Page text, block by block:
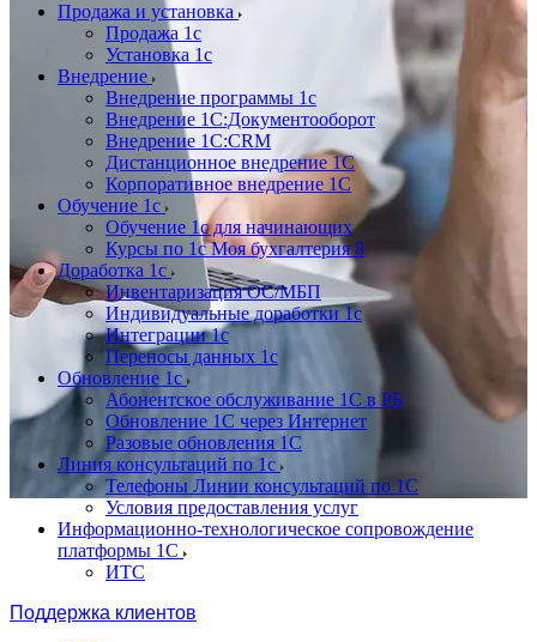
Продажа и установка
Продажа 1с
Установка 1с
Внедрение
Внедрение программы 1с
Внедрение 1С:Документооборот
Внедрение 1С:CRM
Дистанционное внедрение 1С
Корпоративное внедрение 1С
Обучение 1с
Обучение 1с для начинающих
Курсы по 1с Моя бухгалтерия 8
Доработка 1с
Инвентаризация ОС/МБП
Индивидуальные доработки 1с
Интеграции 1с
Переносы данных 1с
Обновление 1с
Абонентское обслуживание 1С в РБ
Обновление 1С через Интернет
Разовые обновления 1С
Линия консультаций по 1с
Телефоны Линии консультаций по 1С
Условия предоставления услуг
Информационно-технологическое сопровождение
платформы 1С
ИТС
Поддержка клиентов